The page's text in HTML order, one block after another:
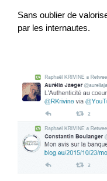
Sans oublier de
par les internautes.